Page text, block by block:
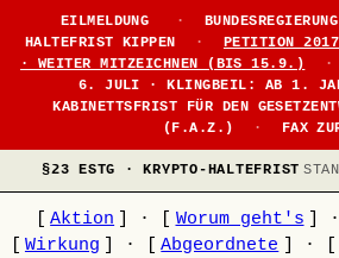
EILMELDUNG ·
HALTEFRIST KIPPEN
·
PETITION
· WEITER MITZEICHNEN (BIS 15.9.)
·
6. JULI · KLINGBEIL: AB 1.
KABINETTSFRIST FÜR DEN
(F.A.Z.)
· FAX
§23 ESTG · KRYPTO-HALTEFRIST
Aktion · Worum geht's ·
Wirkung · Abgeordnete ·